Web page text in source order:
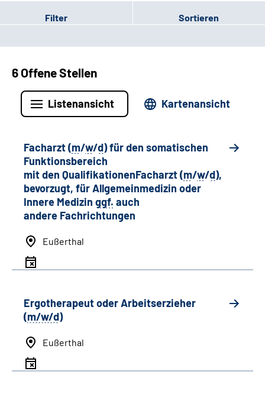
Filter Sortieren
6 Offene Stellen
Listenansicht Kartenansicht
Facharzt (m/w/d) für den somatischen
Funktionsbereich
mit den QualifikationenFacharzt (m/w/d),
bevorzugt, für Allgemeinmedizin oder
Innere Medizin ggf. auch
andere Fachrichtungen
Eußerthal
Ergotherapeut oder Arbeitserzieher
(m/w/d)
Eußerthal